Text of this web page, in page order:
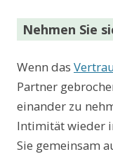
Nehmen Sie
Wenn das
Partner
einander zu
Intimität wieder
Sie gemeinsam